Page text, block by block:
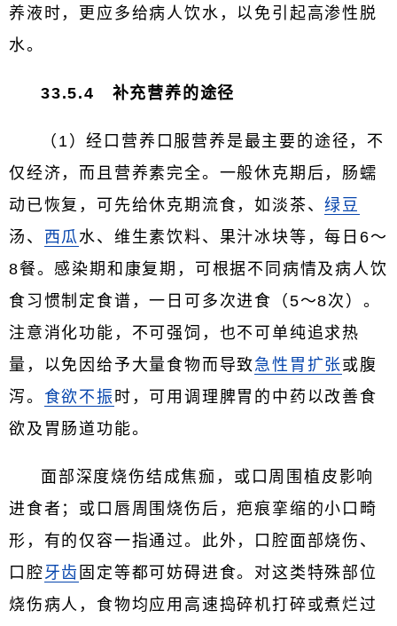
养液时，更应多给病人饮水，以免引起高渗性脱
水。
33.5.4 补充营养的途径
（1）经口营养口服营养是最主要的途径，不
仅经济，而且营养素完全。一般休克期后，肠蠕
动已恢复，可先给休克期流食，如淡茶、绿豆
汤、 西瓜 水、维生素饮料、果汁冰块等，每日6～
8餐。感染期和康复期，可根据不同病情及病人饮
食习惯制定食谱，一日可多次进食（5～8次）。
注意消化功能，不可强饲，也不可单纯追求热
量，以免因给予大量食物而导致急性胃扩张或腹
泻。 食欲不振 时，可用调理脾胃的中药以改善食
欲及胃肠道功能。
面部深度烧伤结成焦痂，或口周围植皮影响
进食者；或口唇周围烧伤后，疤痕挛缩的小口畸
形，有的仅容一指通过。此外，口腔面部烧伤、
口腔 牙齿 固定等都可妨碍进食。对这类特殊部位
烧伤病人，食物均应用高速捣碎机打碎或煮烂过